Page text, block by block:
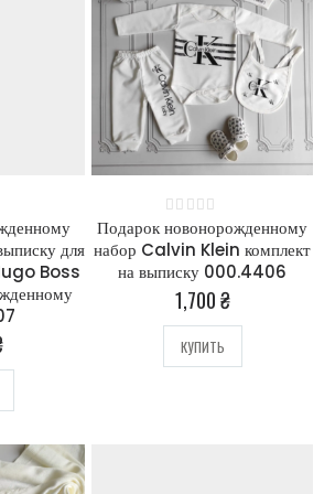
для
Boss
0out of 5
Подарок новонорожденному
набор Calvin Klein комплект
на выписку 000.4406
1,700₴
КУПИТЬ
набор на выписку
000.4409
0 out of 5
2,800₴